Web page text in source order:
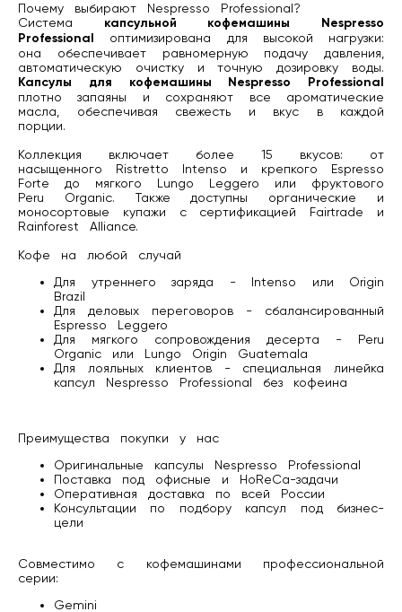
Почему выбирают Nespresso Professional?
Система капсульной кофемашины Nespresso
Professional оптимизирована для высокой нагрузки:
она обеспечивает равномерную подачу давления,
автоматическую очистку и точную дозировку воды.
Капсулы для кофемашины Nespresso Professional
плотно запаяны и сохраняют все ароматические
масла, обеспечивая свежесть и вкус в каждой
порции.
Коллекция включает более 15 вкусов: от
насыщенного Ristretto Intenso и крепкого Espresso
Forte до мягкого Lungo Leggero или фруктового
Peru Organic. Также доступны органические и
моносортовые купажи с сертификацией Fairtrade и
Rainforest Alliance.
Кофе на любой случай
Для утреннего заряда - Intenso или Origin
Brazil
Для деловых переговоров - сбалансированный
Espresso Leggero
Для мягкого сопровождения десерта - Peru
Organic или Lungo Origin Guatemala
Для лояльных клиентов - специальная линейка
капсул Nespresso Professional без кофеина
Преимущества покупки у нас
Оригинальные капсулы Nespresso Professional
Поставка под офисные и HoReCa-задачи
Оперативная доставка по всей России
Консультации по подбору капсул под бизнес-
цели
Совместимо с кофемашинами профессиональной
серии:
Gemini